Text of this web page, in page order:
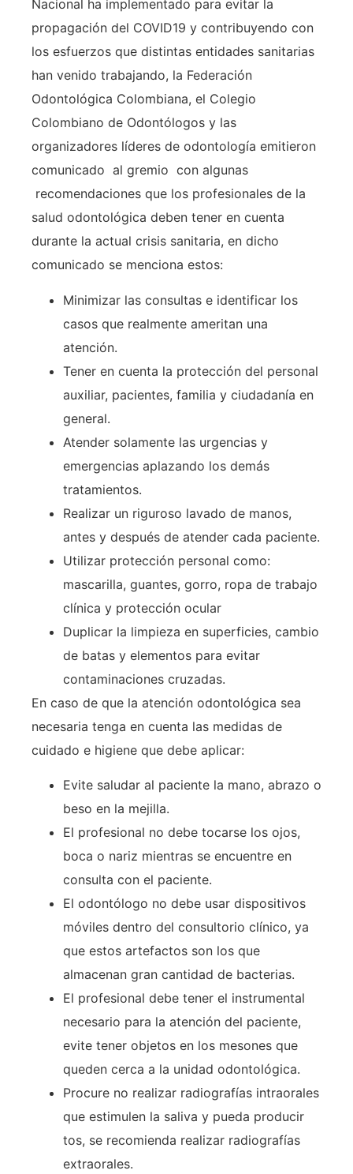
Nacional ha implementado para evitar la
propagación del COVID19 y contribuyendo con
los esfuerzos que distintas entidades sanitarias
han venido trabajando, la Federación
Odontológica Colombiana, el Colegio
Colombiano de Odontólogos y las
organizadores líderes de odontología emitieron
comunicado al gremio con algunas
recomendaciones que los profesionales de la
salud odontológica deben tener en cuenta
durante la actual crisis sanitaria, en dicho
comunicado se menciona estos:
Minimizar las consultas e identificar los
casos que realmente ameritan una
atención.
Tener en cuenta la protección del personal
auxiliar, pacientes, familia y ciudadanía en
general.
Atender solamente las urgencias y
emergencias aplazando los demás
tratamientos.
Realizar un riguroso lavado de manos,
antes y después de atender cada paciente.
Utilizar protección personal como:
mascarilla, guantes, gorro, ropa de trabajo
clínica y protección ocular
Duplicar la limpieza en superficies, cambio
de batas y elementos para evitar
contaminaciones cruzadas.
En caso de que la atención odontológica sea
necesaria tenga en cuenta las medidas de
cuidado e higiene que debe aplicar:
Evite saludar al paciente la mano, abrazo o
beso en la mejilla.
El profesional no debe tocarse los ojos,
boca o nariz mientras se encuentre en
consulta con el paciente.
El odontólogo no debe usar dispositivos
móviles dentro del consultorio clínico, ya
que estos artefactos son los que
almacenan gran cantidad de bacterias.
El profesional debe tener el instrumental
necesario para la atención del paciente,
evite tener objetos en los mesones que
queden cerca a la unidad odontológica.
Procure no realizar radiografías intraorales
que estimulen la saliva y pueda producir
tos, se recomienda realizar radiografías
extraorales.